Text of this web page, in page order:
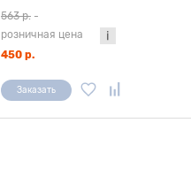
563 р. -
розничная цена
450 р.
Заказать